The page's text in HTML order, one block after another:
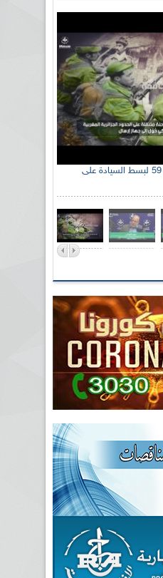
الإذاعة الجزائرية تحي الذكرى 59 لبسط السيادة على
للتضامن مع الشعب